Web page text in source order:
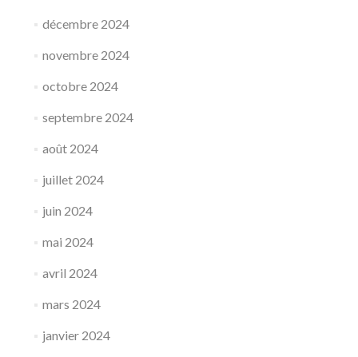
décembre 2024
novembre 2024
octobre 2024
septembre 2024
août 2024
juillet 2024
juin 2024
mai 2024
avril 2024
mars 2024
janvier 2024